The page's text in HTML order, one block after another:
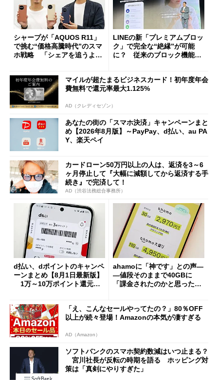
シャープが「AQUOS R11」
で挑む“価格高騰時代”のスマ
ホ戦略 「シェアを追うより
LINEの新「プレミアムブロッ
ク」で完全な“絶縁”が可能
に？ 従来のブロック機能と
マイルが超たまるビジネスカード！初年度年会
費無料で還元率最大1.125%
AD（クレディセゾン）
あなたの街の「スマホ決済」キャンペーンまと
め【2026年8月版】～PayPay、d払い、au PA
Y、楽天ペイ
カードローン50万円以上の人は、返済を3～6
ヶ月停止して『大幅に減額してから返済する手
続き』で完済して！
AD（渋谷法務総合事務所）
d払い、dポイントのキャンペ
ーンまとめ【8月1日最新版】
1万～10万ポイント還元の
ahamoに「神です」との声―
―値段そのままで40GBに
「課金されたのかと思った」
「え、こんなセールやってたの？」80％OFF
以上が続々登場！Amazonの本気が凄すぎる
AD（Amazon）
ソフトバンクのスマホ契約数減はいつ止まる？
宮川社長が反転の時期を語る ホッピング対
策は「真剣にやりすぎた」